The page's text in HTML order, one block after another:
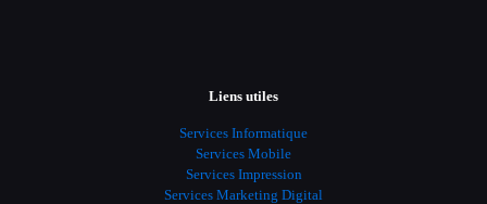
Liens utiles
Services Informatique
Services Mobile
Services Impression
Services Marketing Digital